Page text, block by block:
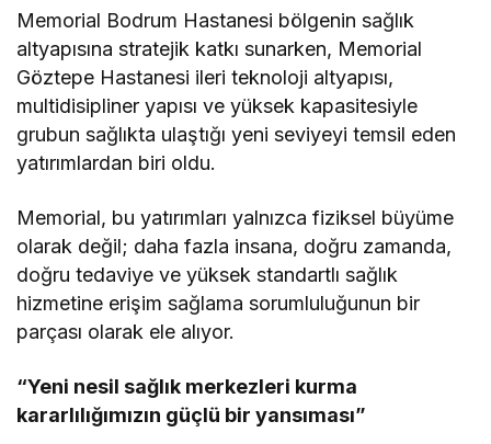
Memorial Bodrum Hastanesi bölgenin sağlık
altyapısına stratejik katkı sunarken, Memorial
Göztepe Hastanesi ileri teknoloji altyapısı,
multidisipliner yapısı ve yüksek kapasitesiyle
grubun sağlıkta ulaştığı yeni seviyeyi temsil eden
yatırımlardan biri oldu.
Memorial, bu yatırımları yalnızca fiziksel büyüme
olarak değil; daha fazla insana, doğru zamanda,
doğru tedaviye ve yüksek standartlı sağlık
hizmetine erişim sağlama sorumluluğunun bir
parçası olarak ele alıyor.
“Yeni nesil sağlık merkezleri kurma
kararlılığımızın güçlü bir yansıması”